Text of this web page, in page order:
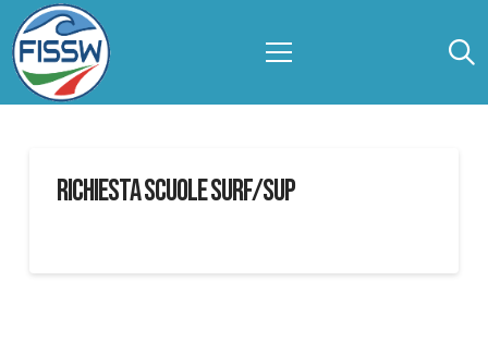
RICHIESTA SCUOLE SURF/SUP